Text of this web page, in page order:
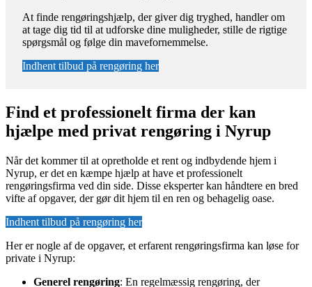
At finde rengøringshjælp, der giver dig tryghed, handler om
at tage dig tid til at udforske dine muligheder, stille de rigtige
spørgsmål og følge din mavefornemmelse.
Indhent tilbud på rengøring her
Find et professionelt firma der kan
hjælpe med privat rengøring i Nyrup
Når det kommer til at opretholde et rent og indbydende hjem i
Nyrup, er det en kæmpe hjælp at have et professionelt
rengøringsfirma ved din side. Disse eksperter kan håndtere en bred
vifte af opgaver, der gør dit hjem til en ren og behagelig oase.
Indhent tilbud på rengøring her
Her er nogle af de opgaver, et erfarent rengøringsfirma kan løse for
private i Nyrup:
Generel rengøring: En regelmæssig rengøring, der